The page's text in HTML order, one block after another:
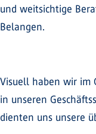
und weitsichtige
Belangen.
Visuell haben wir im
in unseren
dienten uns unsere